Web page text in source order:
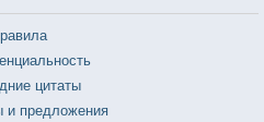
цитаты
и предложения